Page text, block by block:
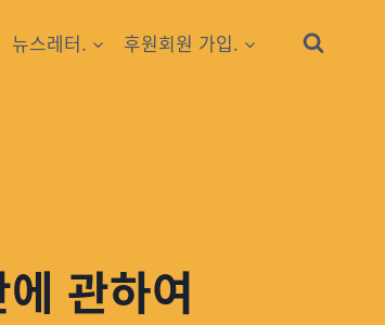
뉴스레터. 후원회원 가입.
관하여